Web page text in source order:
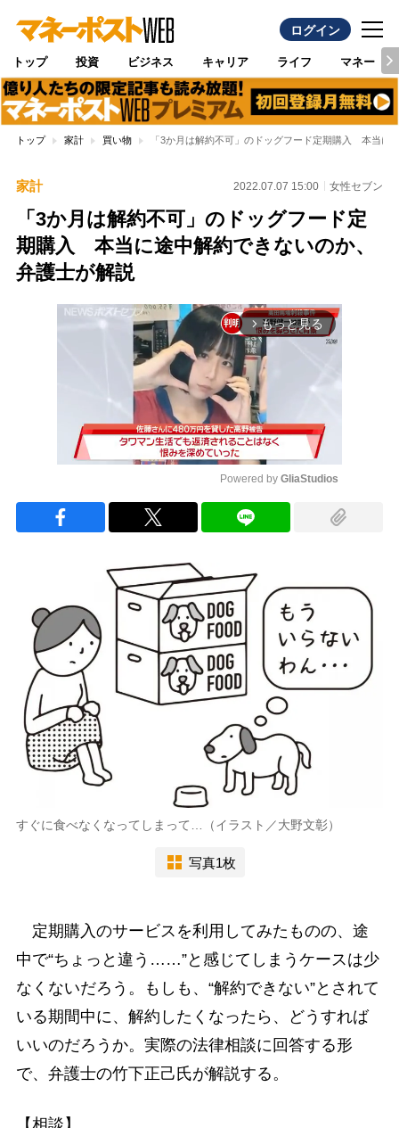
ログイン
トップ 投資 ビジネス キャリア ライフ マネー
トップ 家計 買い物 「3か月は解約不可」のドッグフード定期購入 本当に
家計 2022.07.07 15:00 女性セブン
「3か月は解約不可」のドッグフード定
期購入 本当に途中解約できないのか、
弁護士が解説
arrow_forward_ios もっと見る
Powered by GliaStudios
すぐに食べなくなってしまって…（イラスト／大野文彰）
写真1枚
定期購入のサービスを利用してみたものの、途
中で“ちょっと違う……”と感じてしまうケースは少
なくないだろう。もしも、“解約できない”とされて
いる期間中に、解約したくなったら、どうすれば
いいのだろうか。実際の法律相談に回答する形
で、弁護士の竹下正己氏が解説する。